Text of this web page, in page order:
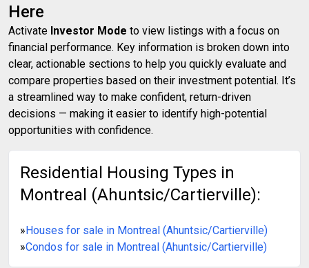
Here
Activate Investor Mode to view listings with a focus on
financial performance. Key information is broken down into
clear, actionable sections to help you quickly evaluate and
compare properties based on their investment potential. It’s
a streamlined way to make confident, return-driven
decisions — making it easier to identify high-potential
opportunities with confidence.
Residential Housing Types in
Montreal (Ahuntsic/Cartierville):
»Houses for sale in Montreal (Ahuntsic/Cartierville)
»Condos for sale in Montreal (Ahuntsic/Cartierville)